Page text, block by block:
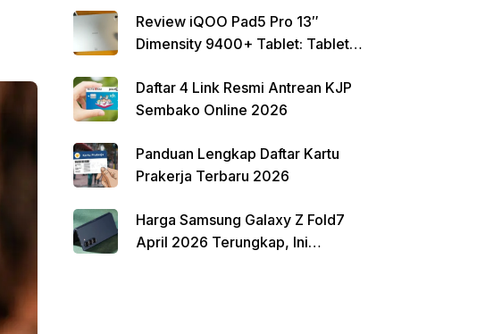
Review iQOO Pad5 Pro 13″
Dimensity 9400+ Tablet: Tablet
9400+ dengan Harga Terjangkau
Daftar 4 Link Resmi Antrean KJP
Sembako Online 2026
Panduan Lengkap Daftar Kartu
Prakerja Terbaru 2026
Harga Samsung Galaxy Z Fold7
April 2026 Terungkap, Ini